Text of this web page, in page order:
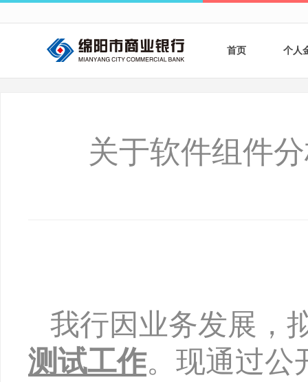
首页 个人
银
关于软件组件
我行因 业务发展，
测试工作。现通过公